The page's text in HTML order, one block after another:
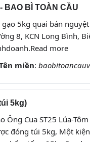
BAO BÌ TOÀN CẦU
5kg quai bán nguyệt
8, KCN Long Bình,
more
miền:
5kg)
Ông Cua ST25 Lúa-
đóng túi 5kg, Một